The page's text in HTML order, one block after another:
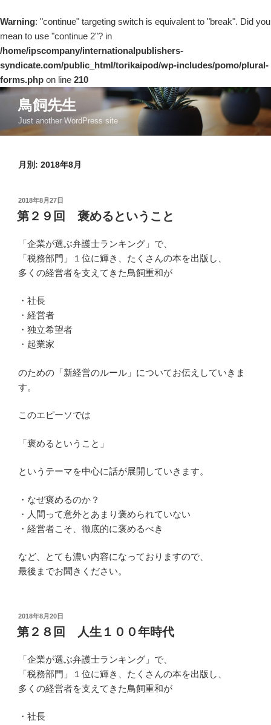
Warning: "continue" targeting switch is equivalent to "break". Did you
mean to use "continue 2"? in
/home/ipscompany/internationalpublishers-
syndicate.com/public_html/torikaipod/wp-includes/pomo/plural-
forms.php on line 210
コ
ン
鳥飼先生
Just another WordPress site
月別: 2018年8月
投
稿
日:
2018年8月27日
第２９回 褒めるということ
「企業が選ぶ弁護士ランキング」で、
「税務部門」１位に輝き、たくさんの本を出版し、
多くの経営者を支えてきた鳥飼重和が
・社長
・経営者
・独立希望者
・起業家
のための「新経営のルール」についてお伝えしていきま
す。
このエピーソでは
「褒めるということ」
というテーマを中心に話が展開していきます。
・なぜ褒めるのか？
・人間って意外とあまり褒められていない
・経営者こそ、徹底的に褒めるべき
など、とても濃い内容になっておりますので、
最後までお聞きください。
投
稿
日:
2018年8月20日
第２８回 人生１００年時代
「企業が選ぶ弁護士ランキング」で、
「税務部門」１位に輝き、たくさんの本を出版し、
多くの経営者を支えてきた鳥飼重和が
・社長